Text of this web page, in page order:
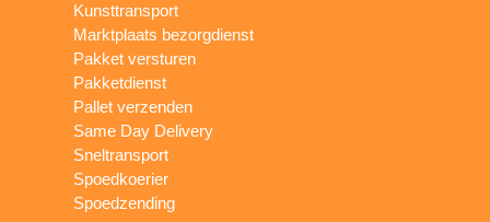
Kunsttransport
Marktplaats bezorgdienst
Pakket versturen
Pakketdienst
Pallet verzenden
Same Day Delivery
Sneltransport
Spoedkoerier
Spoedzending